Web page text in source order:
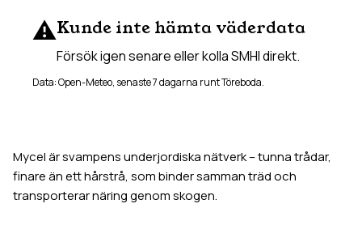
⚠️Kunde inte hämta väderdata
Försök igen senare eller kolla SMHI direkt.
Data: Open-Meteo, senaste 7 dagarna runtTöreboda.
Mycel är svampens underjordiska nätverk – tunna trådar,
finare än ett hårstrå, som binder samman träd och
transporterar näring genom skogen.